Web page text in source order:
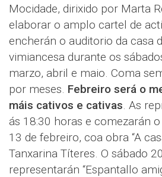
Mocidade, dirixido por Marta
elaborar o amplo cartel de
encherán o auditorio da casa
vimiancesa durante os
marzo, abril e maio. Coma
por meses. Febreiro será o
máis cativos e cativas. As
ás 18:30 horas e comezarán
13 de febreiro, coa obra “A
Tanxarina Títeres. O sábado
representarán “Espantallo